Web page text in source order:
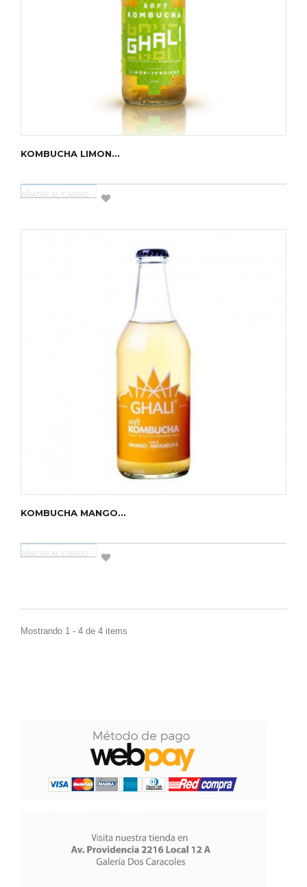
KOMBUCHA LIMON...
AÑADIR AL CARRO
KOMBUCHA MANGO...
AÑADIR AL CARRO
Mostrando 1 - 4 de 4 items